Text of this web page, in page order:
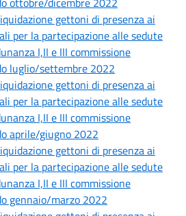
gettoni di presenza ai
per la partecipazione alle sedute
I,II e III commissione
luglio/settembre 2022
gettoni di presenza ai
per la partecipazione alle sedute
I,II e III commissione
aprile/giugno 2022
gettoni di presenza ai
per la partecipazione alle sedute
I,II e III commissione
gennaio/marzo 2022